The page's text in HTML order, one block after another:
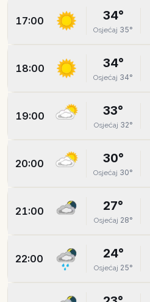
17:00 34°
Osjećaj 35°
18:00 34°
Osjećaj 34°
19:00 33°
Osjećaj 32°
20:00 30°
Osjećaj 30°
21:00 27°
Osjećaj 28°
22:00 24°
Osjećaj 25°